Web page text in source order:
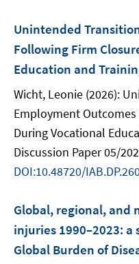
Unintended
Following Firm
Education and
Wicht, Leonie (2026):
Employment
During Vocational
Discussion Paper 05/
DOI:10.48720/
Global, regional, and
injuries 1990–2023:
Global Burden of